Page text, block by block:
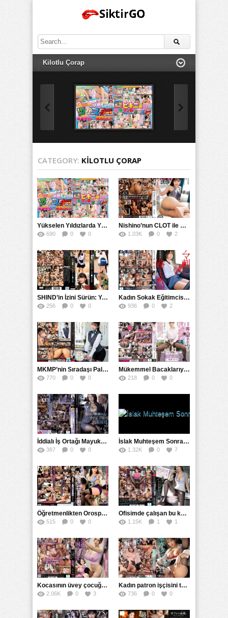
Search
for:
CATEGORY: KILOTLU ÇORAP
Yükselen Yıldızlarda Yüzünüzdeki Sivilce İzi Olmasın: Kız Öğrenciler için Özel GCUP Yüz Bakım Çizgisi
690 0 0
Nishino’nun CLOT ile Pantolon Çorabı Bağlantısında Erotik Seduction
1.03K 0 2
SHIND’in İzini Sürün: Yasak Adhesive Recordı TrackingHome’a Kilitlendi
256 0 0
Kadın Sokak Eğitimcisi HRSM’de Bıçaklı Saldırıya Uğradı
936 0 2
MKMP’nin Sıradaşı Palace’da Erkek Müşterilerin Odayına Giren ve Çıkış Saatlerinde Geçiken Çoğu Erkek Müşteriyi Uyaran Gizli Massage Hikayesi: 宮城りえ’nün İfşa Edilmeyen Sırları
770 0 0
Mükemmel Bacaklarıyla İnadına Süren Seks Bombası Amiri ve Onun Müthiş Çoraplarına Sarılan Genç Adamın Hikayesi
218 0 0
İddialı İş Ortağı Mayuka: Güzel Bir Kadında Sürekli Eğlence Sağlayan Exclusif Başkan.
387 0 0
İslak Muhteşem Sonrası Külotunu Çıkardıktan Amını Güzel Övuyorum Sonra
1.32K 0 7
Öğretmenlikten Orospuluğa Geçiş Serisi 4
515 0 0
Ofisimde çalışan bu kadın harika biri her zaman sikime yardımcı oluyor
1.15K 1 1
Kocasının üvey çocuğuyla sıkıntı yaşayan kadın kendini rahatsız etmesine dayanamadı
2.06K 0 3
Kadın patron işçisini taciz edip ona kendini boşalttırdı
736 0 0